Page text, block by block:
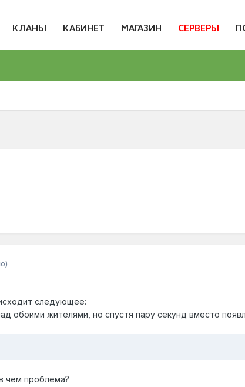
КЛАНЫ КАБИНЕТ МАГАЗИН СЕРВЕРЫ
следующее:
обоими жителями, но спустя пару секунд вместо
чем проблема?